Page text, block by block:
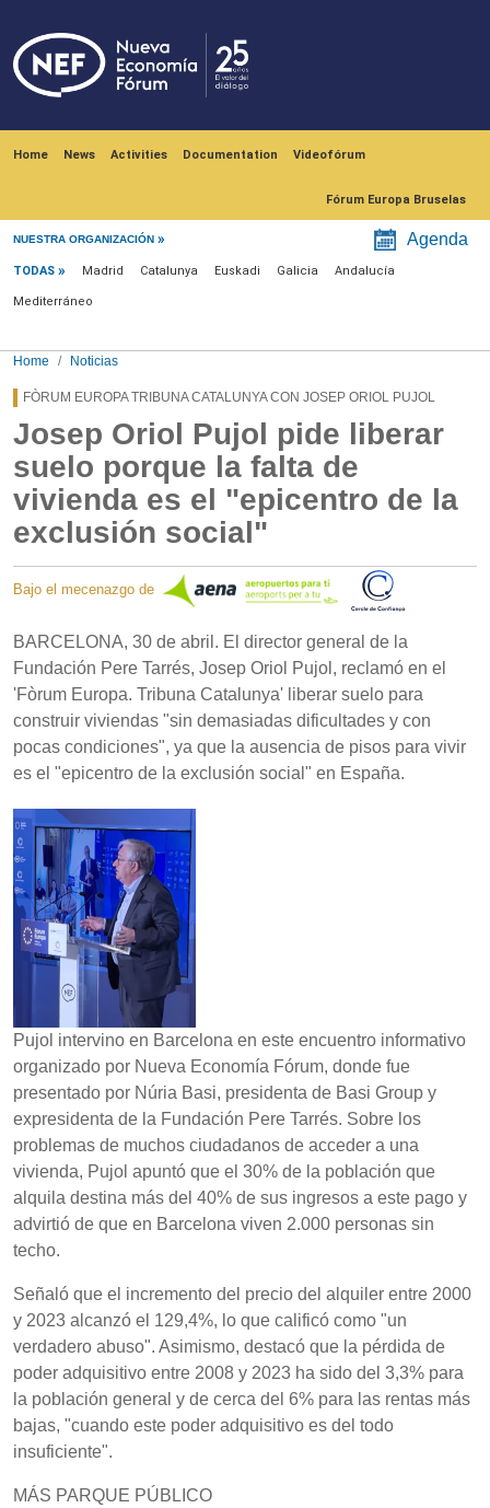
Home News Activities Documentation Videofórum
Fórum Europa Bruselas
NUESTRA ORGANIZACIÓN Agenda
Menú noticias
TODAS Madrid Catalunya Euskadi Galicia Andalucía
Mediterráneo
Home Noticias
FÒRUM EUROPA TRIBUNA CATALUNYA CON JOSEP ORIOL PUJOL
Josep Oriol Pujol pide liberar
suelo porque la falta de
vivienda es el "epicentro de la
exclusión social"
Bajo el mecenazgo de
BARCELONA, 30 de abril. El director general de la
Fundación Pere Tarrés, Josep Oriol Pujol, reclamó en el
'Fòrum Europa. Tribuna Catalunya' liberar suelo para
construir viviendas "sin demasiadas dificultades y con
pocas condiciones", ya que la ausencia de pisos para vivir
es el "epicentro de la exclusión social" en España.
Pujol intervino en Barcelona en este encuentro informativo
organizado por Nueva Economía Fórum, donde fue
presentado por Núria Basi, presidenta de Basi Group y
expresidenta de la Fundación Pere Tarrés. Sobre los
problemas de muchos ciudadanos de acceder a una
vivienda, Pujol apuntó que el 30% de la población que
alquila destina más del 40% de sus ingresos a este pago y
advirtió de que en Barcelona viven 2.000 personas sin
techo.
Señaló que el incremento del precio del alquiler entre 2000
y 2023 alcanzó el 129,4%, lo que calificó como "un
verdadero abuso". Asimismo, destacó que la pérdida de
poder adquisitivo entre 2008 y 2023 ha sido del 3,3% para
la población general y de cerca del 6% para las rentas más
bajas, "cuando este poder adquisitivo es del todo
insuficiente".
MÁS PARQUE PÚBLICO